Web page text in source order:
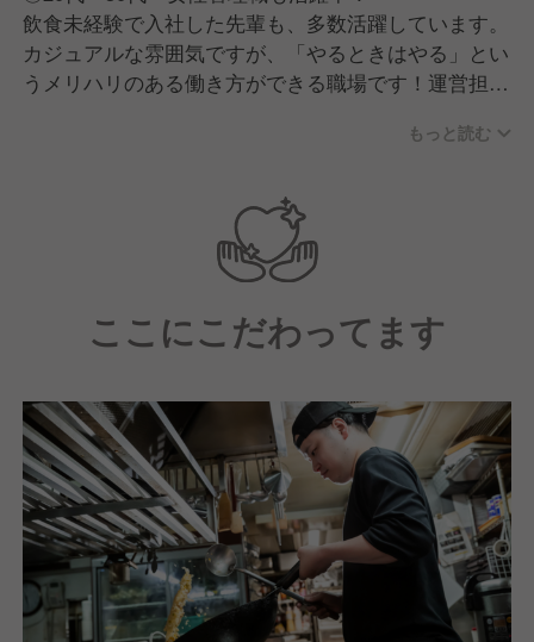
飲食未経験で入社した先輩も、多数活躍しています。
カジュアルな雰囲気ですが、「やるときはやる」とい
うメリハリのある働き方ができる職場です！運営担当
もっと読む
ここにこだわってます